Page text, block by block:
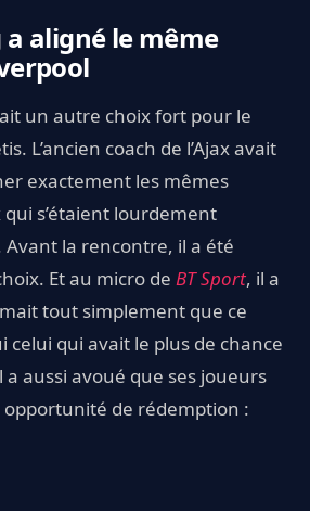
a aligné le même
un autre choix fort pour le
L’ancien coach de l’Ajax avait
exactement les mêmes
s’étaient lourdement
Avant la rencontre, il a été
Et au micro de BT Sport, il a
tout simplement que ce
celui qui avait le plus de chance
a aussi avoué que ses joueurs
de rédemption :